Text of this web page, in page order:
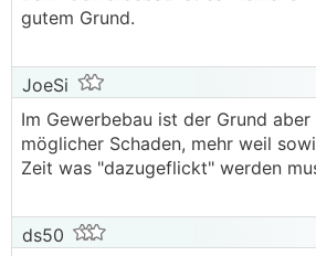
gutem Grund.
JoeSi
Im Gewerbebau ist der Grund
möglicher Schaden, mehr weil
Zeit was "dazugeflickt" werden
ds50